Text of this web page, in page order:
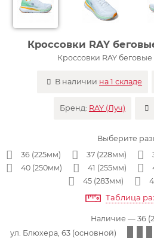
Кроссовки RAY
Кроссовки RAY
В наличии на 1 складе
Бренд: RAY (Луч)
Выберите
36 (225мм)
37 (228мм)
40 (250мм)
41 (255мм)
45 (283мм)
Таблица
Наличие — 36
ул. Блюхера, 63 (основной)